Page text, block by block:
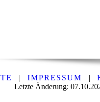
| IMPRESSUM |
Letzte Änderung: